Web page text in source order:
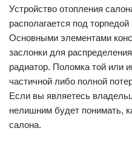
Устройство отопления
располагается под
Основными элементами
заслонки для
радиатор. Поломка той или
частичной либо полной
Если вы являетесь
нелишним будет понимать,
салона.